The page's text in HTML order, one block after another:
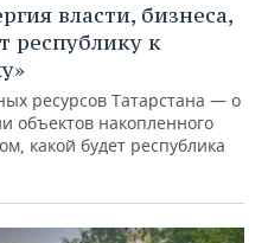
власти, бизнеса,
республику к
ресурсов Татарстана — о
объектов накопленного
какой будет республика